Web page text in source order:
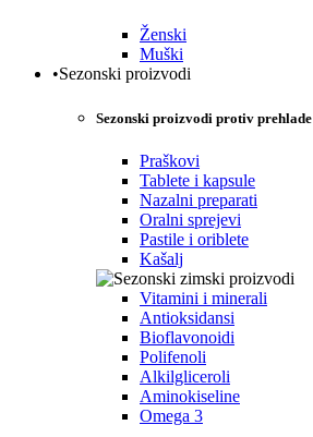
Ženski
Muški
•Sezonski proizvodi
Sezonski proizvodi protiv prehlade
Praškovi
Tablete i kapsule
Nazalni preparati
Oralni sprejevi
Pastile i oriblete
Kašalj
Vitamini i minerali
Antioksidansi
Bioflavonoidi
Polifenoli
Alkilgliceroli
Aminokiseline
Omega 3